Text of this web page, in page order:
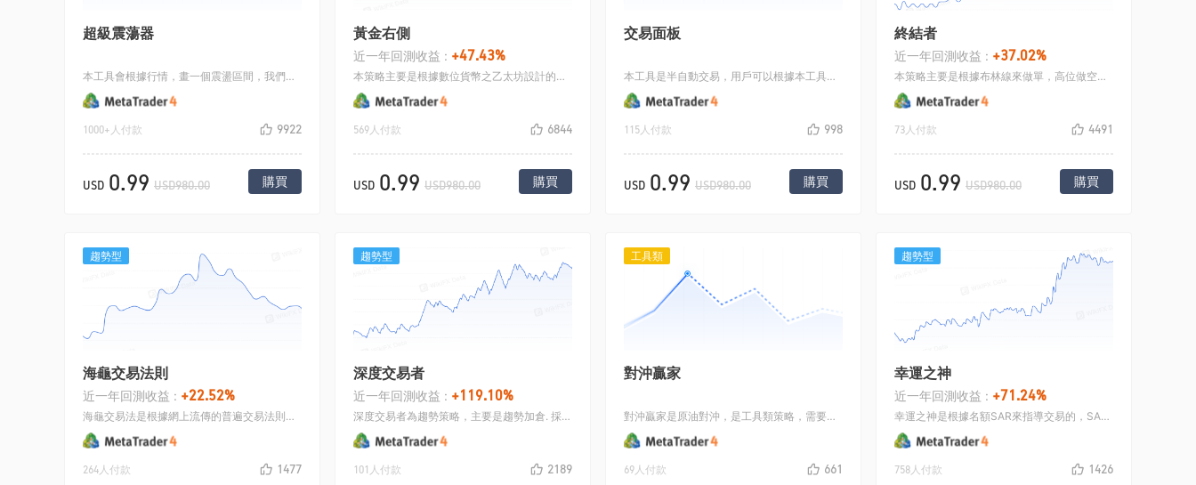
超級震蕩器
本工具會根據行情，畫一個震盪區間，我們可以根據震盪的區間，指導我們來做交易，既可以做突破趨勢行情（突破高低點），也可以做震盪的高拋低吸行情.
1000+人付款 9922
USD 0.99 USD980.00 購買
黃金右側
近一年回測收益 : +47.43%
本策略主要是根據數位貨幣之乙太坊設計的趨勢策略，採用的主要指標是MACD和移動止損.
569人付款 6844
USD 0.99 USD980.00 購買
交易面板
本工具是半自動交易，用戶可以根據本工具實現半自動的加倉類型的交易，或者圖表上進行快速的開平倉操作.
115人付款 998
USD 0.99 USD980.00 購買
終結者
近一年回測收益 : +37.02%
本策略主要是根據布林線來做單，高位做空，低位做多，然後設定好止盈位置，虧損加倉，加倉之後回本平倉.
73人付款 4491
USD 0.99 USD980.00 購買
趨勢型
海龜交易法則
近一年回測收益 : +22.52%
海龜交易法是根據網上流傳的普遍交易法則，海龜交易法則是屬於經典的策略，此法則網上比較普遍解釋，主要是趨勢策略，思路為均線上開多，均線下開空，行情下穿均線平倉
264人付款 1477
趨勢型
深度交易者
近一年回測收益 : +119.10%
深度交易者為趨勢策略，主要是趨勢加倉. 採用均線和K線形態突破共同做開倉訊號，開倉之後盈利加倉，採用總體金額盈利平倉.
101人付款 2189
工具類
對沖贏家
對沖贏家是原油對沖，是工具類策略，需要自己手工修改參數的，對沖策略主要是根據相關性比較强的品種的，相關性走勢，當他們的價格只差偏離一個正常區間的時候，一個做多，一個做空，當價格回檔的時候就可以賺錢.
69人付款 661
趨勢型
幸運之神
近一年回測收益 : +71.24%
幸運之神是根據名額SAR來指導交易的，SAR屬於趨勢名額，設定好止損，在大行情中表現可以拿住較大的利潤.
758人付款 1426